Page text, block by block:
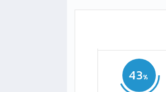
43